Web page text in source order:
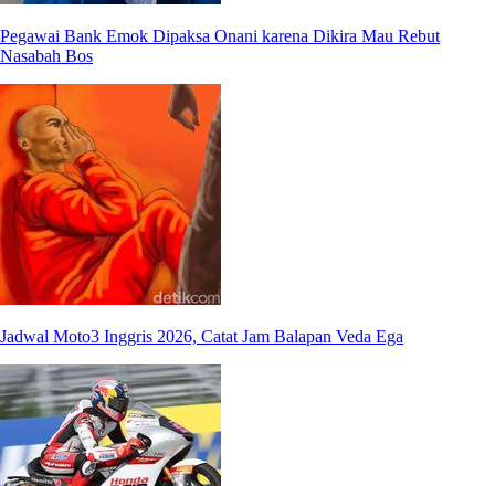
Pegawai Bank Emok Dipaksa Onani karena Dikira Mau Rebut
Nasabah Bos
Jadwal Moto3 Inggris 2026, Catat Jam Balapan Veda Ega